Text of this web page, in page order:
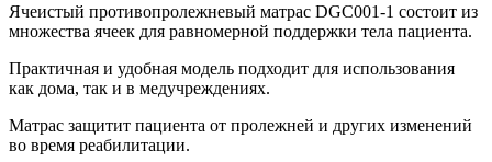
Ячеистый противопролежневый матрас DGC001-1 состоит из
множества ячеек для равномерной поддержки тела пациента.
Практичная и удобная модель подходит для использования
как дома, так и в медучреждениях.
Матрас защитит пациента от пролежней и других изменений
во время реабилитации.